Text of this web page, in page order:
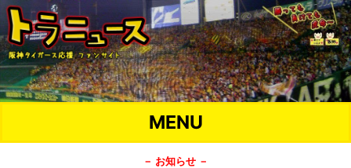
MENU
－ お知らせ －